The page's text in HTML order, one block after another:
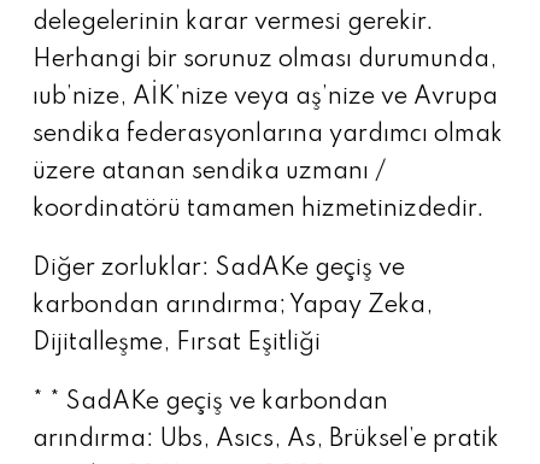
delegelerinin karar vermesi gerekir.
Herhangi bir sorunuz olması durumunda,
ıub’nize, AİK’nize veya aş’nize ve Avrupa
sendika federasyonlarına yardımcı olmak
üzere atanan sendika uzmanı /
koordinatörü tamamen hizmetinizdedir.
Diğer zorluklar: SadAKe geçiş ve
karbondan arındırma; Yapay Zeka,
Dijitalleşme, Fırsat Eşitliği
* * SadAKe geçiş ve karbondan
arındırma: Ubs, Asıcs, As, Brüksel’e pratik